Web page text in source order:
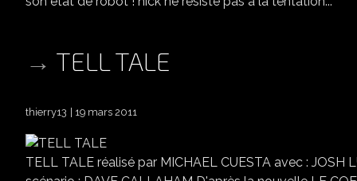
TELL TALE
thierry13 19 mars 2011
TELL TALE réalisé par MICHAEL CUESTA avec : JOSH